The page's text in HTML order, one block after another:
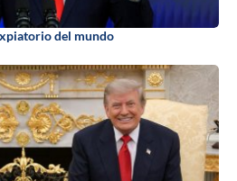
del mundo